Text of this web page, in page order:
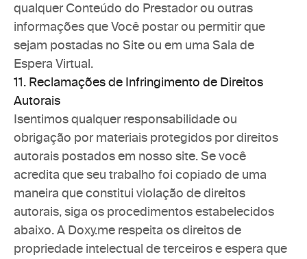
qualquer Conteúdo do Prestador ou outras
informações que Você postar ou permitir que
sejam postadas no Site ou em uma Sala de
Espera Virtual.
11. Reclamações de Infringimento de Direitos
Autorais
Isentimos qualquer responsabilidade ou
obrigação por materiais protegidos por direitos
autorais postados em nosso site. Se você
acredita que seu trabalho foi copiado de uma
maneira que constitui violação de direitos
autorais, siga os procedimentos estabelecidos
abaixo. A Doxy.me respeita os direitos de
propriedade intelectual de terceiros e espera que